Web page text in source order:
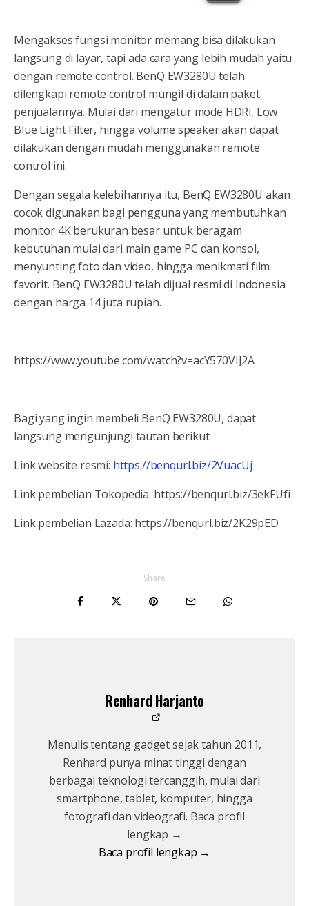
Mengakses fungsi monitor memang bisa dilakukan
langsung di layar, tapi ada cara yang lebih mudah yaitu
dengan remote control. BenQ EW3280U telah
dilengkapi remote control mungil di dalam paket
penjualannya. Mulai dari mengatur mode HDRi, Low
Blue Light Filter, hingga volume speaker akan dapat
dilakukan dengan mudah menggunakan remote
control ini.
Dengan segala kelebihannya itu, BenQ EW3280U akan
cocok digunakan bagi pengguna yang membutuhkan
monitor 4K berukuran besar untuk beragam
kebutuhan mulai dari main game PC dan konsol,
menyunting foto dan video, hingga menikmati film
favorit. BenQ EW3280U telah dijual resmi di Indonesia
dengan harga 14 juta rupiah.
https://www.youtube.com/watch?v=acY570VIJ2A
Bagi yang ingin membeli BenQ EW3280U, dapat
langsung mengunjungi tautan berikut:
Link website resmi: https://benqurl.biz/2VuacUj
Link pembelian Tokopedia: https://benqurl.biz/3ekFUfi
Link pembelian Lazada: https://benqurl.biz/2K29pED
Share
Renhard Harjanto
Menulis tentang gadget sejak tahun 2011,
Renhard punya minat tinggi dengan
berbagai teknologi tercanggih, mulai dari
smartphone, tablet, komputer, hingga
fotografi dan videografi. Baca profil
lengkap →
Baca profil lengkap →